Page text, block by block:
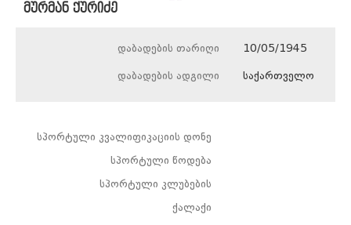
მურმან ქურიძე
დაბადების თარიღი 10/05/1945
დაბადების ადგილი საქართველო
სპორტული კვალიფიკაციის დონე
სპორტული წოდება
სპორტული კლუბების
ქალაქი